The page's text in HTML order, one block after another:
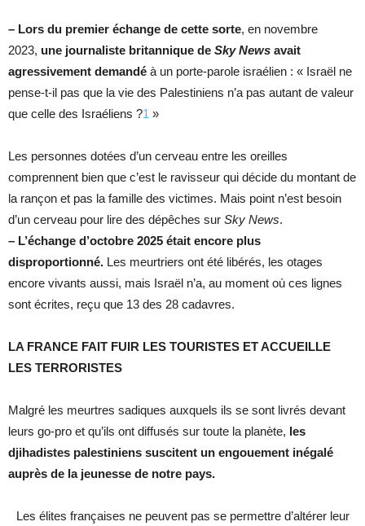
– Lors du premier échange de cette sorte, en novembre
2023, une journaliste britannique de Sky News avait
agressivement demandé à un porte-parole israélien : « Israël ne
pense-t-il pas que la vie des Palestiniens n’a pas autant de valeur
que celle des Israéliens ?1 »
Les personnes dotées d’un cerveau entre les oreilles
comprennent bien que c’est le ravisseur qui décide du montant de
la rançon et pas la famille des victimes. Mais point n’est besoin
d’un cerveau pour lire des dépêches sur Sky News.
– L’échange d’octobre 2025 était encore plus
disproportionné. Les meurtriers ont été libérés, les otages
encore vivants aussi, mais Israël n’a, au moment où ces lignes
sont écrites, reçu que 13 des 28 cadavres.
LA FRANCE FAIT FUIR LES TOURISTES ET ACCUEILLE
LES TERRORISTES
Malgré les meurtres sadiques auxquels ils se sont livrés devant
leurs go-pro et qu’ils ont diffusés sur toute la planète, les
djihadistes palestiniens suscitent un engouement inégalé
auprès de la jeunesse de notre pays.
Les élites françaises ne peuvent pas se permettre d’altérer leur